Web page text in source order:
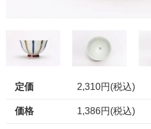
定価 2,310円(税込)
価格 1,386円(税込)